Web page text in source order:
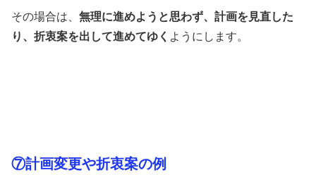
その場合は、 無理に進めようと思わず、計画を見直した
り、折衷案を出して進めてゆく ようにします。
⑦計画変更や折衷案の例